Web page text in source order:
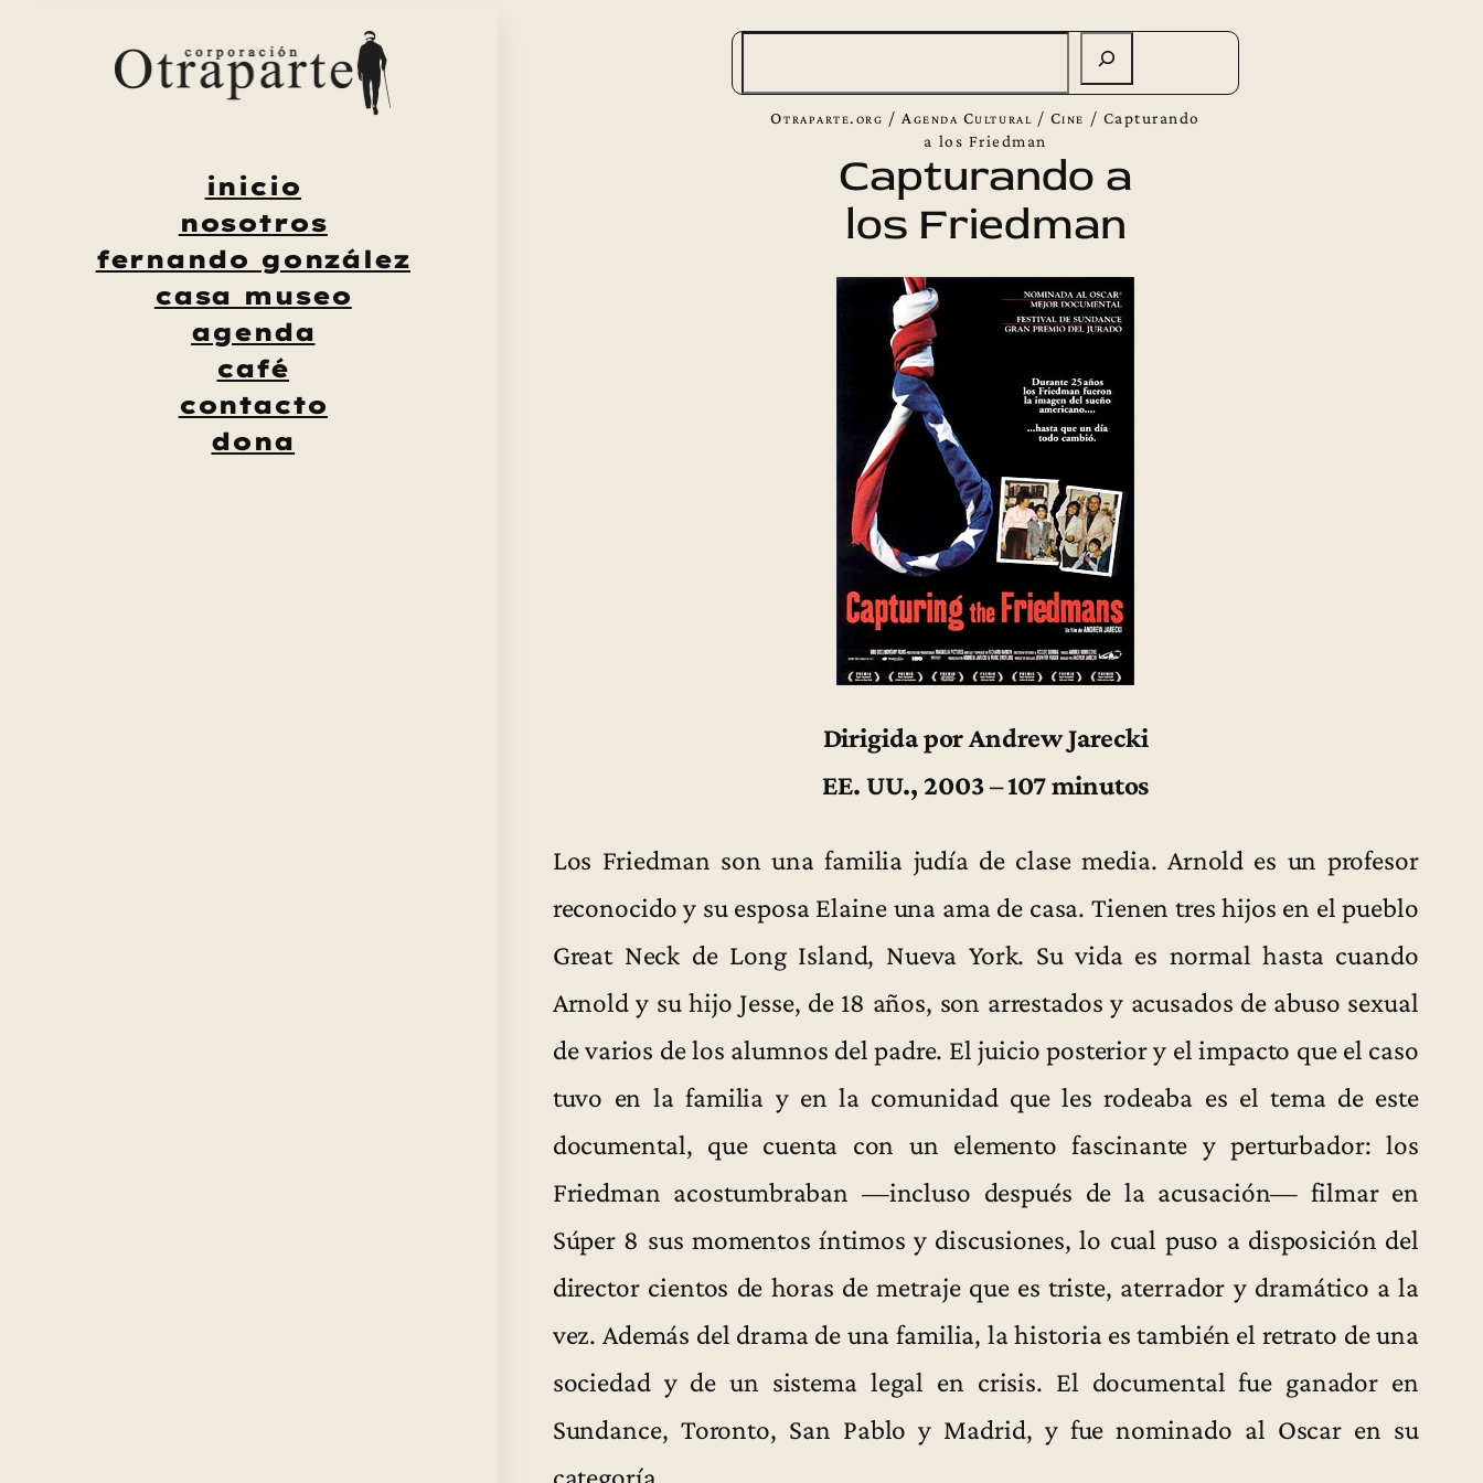
inicio
nosotros
fernando gonzález
casa museo
agenda
café
contacto
dona
Otraparte.org / Agenda Cultural / Cine / Capturando
a los Friedman
Capturando a
los Friedman
Dirigida por Andrew Jarecki
EE. UU., 2003 – 107 minutos
Los Friedman son una familia judía de clase media. Arnold es un profesor
reconocido y su esposa Elaine una ama de casa. Tienen tres hijos en el pueblo
Great Neck de Long Island, Nueva York. Su vida es normal hasta cuando
Arnold y su hijo Jesse, de 18 años, son arrestados y acusados de abuso sexual
de varios de los alumnos del padre. El juicio posterior y el impacto que el caso
tuvo en la familia y en la comunidad que les rodeaba es el tema de este
documental, que cuenta con un elemento fascinante y perturbador: los
Friedman acostumbraban —incluso después de la acusación— filmar en
Súper 8 sus momentos íntimos y discusiones, lo cual puso a disposición del
director cientos de horas de metraje que es triste, aterrador y dramático a la
vez. Además del drama de una familia, la historia es también el retrato de una
sociedad y de un sistema legal en crisis. El documental fue ganador en
Sundance, Toronto, San Pablo y Madrid, y fue nominado al Oscar en su
categoría.